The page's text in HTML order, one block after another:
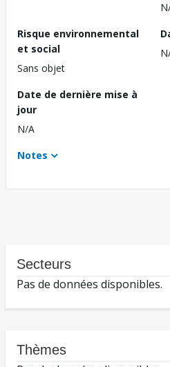
Risque environnemental
et social
Sans objet
Date de dernière mise à
jour
N/A
Notes
Secteurs
Pas de données disponibles.
Thèmes